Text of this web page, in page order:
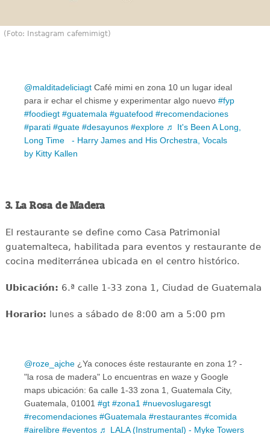
(Foto: Instagram cafemimigt)
@malditadeliciagt Café mimi en zona 10 un lugar ideal
para ir echar el chisme y experimentar algo nuevo #fyp
#foodiegt #guatemala #guatefood #recomendaciones
#parati #guate #desayunos #explore ♬ It's Been A Long,
Long Time - Harry James and His Orchestra, Vocals
by Kitty Kallen
3. La Rosa de Madera
El restaurante se define como Casa Patrimonial
guatemalteca, habilitada para eventos y restaurante de
cocina mediterránea ubicada en el centro histórico.
Ubicación: 6.ª calle 1-33 zona 1, Ciudad de Guatemala
Horario: lunes a sábado de 8:00 am a 5:00 pm
@roze_ajche ¿Ya conoces éste restaurante en zona 1? -
"la rosa de madera" Lo encuentras en waze y Google
maps ubicación: 6a calle 1-33 zona 1, Guatemala City,
Guatemala, 01001 #gt #zona1 #nuevoslugaresgt
#recomendaciones #Guatemala #restaurantes #comida
#airelibre #eventos ♬ LALA (Instrumental) - Myke Towers